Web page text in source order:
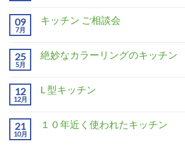
09
7月
キッチン ご相談会
25
5月
絶妙なカラーリングのキッチン
12
12月
L 型キッチン
21
10月
１０年近く使われたキッチン